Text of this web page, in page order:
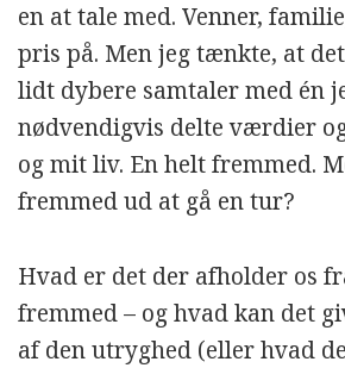
en at tale med. Venner,
pris på. Men jeg tænkte, at
lidt dybere samtaler med én
nødvendigvis delte værdier
og mit liv. En helt fremmed.
fremmed ud at gå en tur?
Hvad er det der afholder os
fremmed – og hvad kan det
af den utryghed (eller hvad